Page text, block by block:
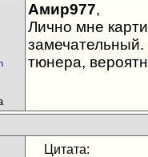
Амир977,
Лично мне
замечательный.
тюнера,
Цитата: